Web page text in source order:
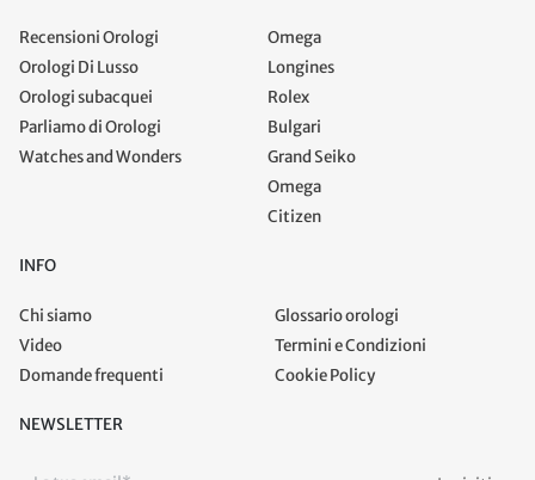
Recensioni Orologi
Orologi Di Lusso
Orologi subacquei
Parliamo di Orologi
Watches and Wonders
Omega
Longines
Rolex
Bulgari
Grand Seiko
Omega
Citizen
INFO
Chi siamo
Video
Domande frequenti
Glossario orologi
Termini e Condizioni
Cookie Policy
NEWSLETTER